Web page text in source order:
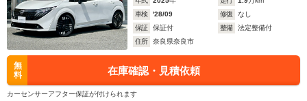
車検
'28/09 修復
なし
保証
保証付 整備
法定整備付
住所
奈良県奈良市
無
料
在庫確認・見積依頼
カーセンサーアフター保証が付けられます